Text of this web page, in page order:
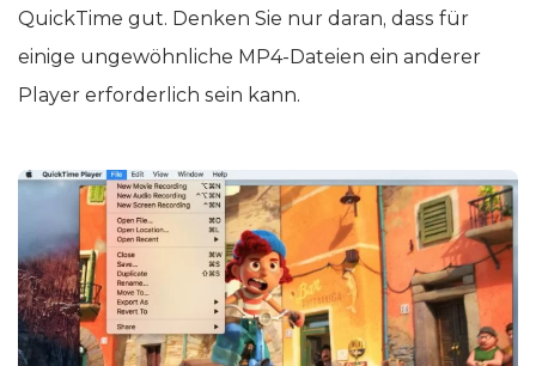
QuickTime gut. Denken Sie nur daran, dass für
einige ungewöhnliche MP4-Dateien ein anderer
Player erforderlich sein kann.